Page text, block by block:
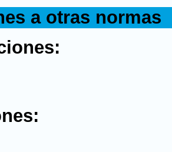
a otras normas